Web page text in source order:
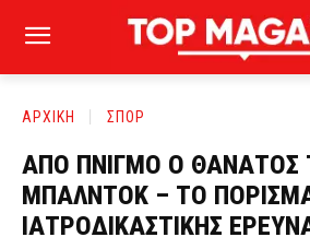
ΑΡΧΙΚΗ ΣΠΟΡ
ΑΠΟ ΠΝΙΓΜΟ Ο ΘΑΝΑΤΟΣ
ΜΠΑΛΝΤΟΚ – ΤΟ
ΙΑΤΡΟΔΙΚΑΣΤΙΚΗΣ